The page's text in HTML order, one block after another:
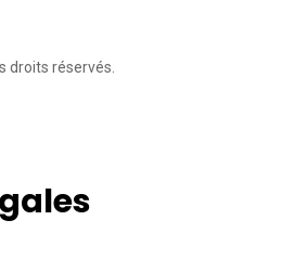
droits réservés.